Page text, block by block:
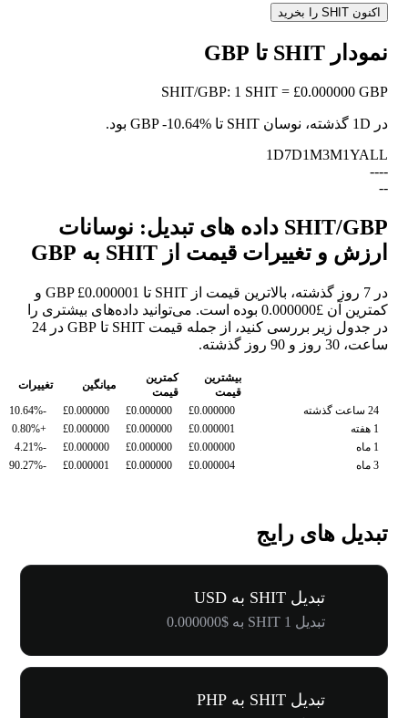
اکنون SHIT را بخرید
نمودار SHIT تا GBP
SHIT/GBP: 1 SHIT = £0.000000 GBP
در 1D گذشته، نوسان SHIT تا GBP -10.64%
بود.
1D7D1M3M1YALL
--
--
--
SHIT/GBP داده های تبدیل: نوسانات
ارزش و تغییرات قیمت از SHIT به GBP
در 7 روز گذشته، بالاترین قیمت از SHIT تا GBP £0.000001 و
کمترین آن £0.000000 بوده است. می‌توانید داده‌های بیشتری را
در جدول زیر بررسی کنید، از جمله قیمت SHIT تا GBP در 24
ساعت، 30 روز و 90 روز گذشته.
بیشترین
قیمت
کمترین
قیمت
میانگین
تغییرات
24 ساعت گذشته
£0.000000
£0.000000
£0.000000
-10.64%
1 هفته
£0.000001
£0.000000
£0.000000
+0.80%
1 ماه
£0.000000
£0.000000
£0.000000
-4.21%
3 ماه
£0.000004
£0.000000
£0.000001
-90.27%
تبدیل های رایج
تبدیل SHIT به USD
تبدیل 1 SHIT به $0.000000
تبدیل SHIT به PHP